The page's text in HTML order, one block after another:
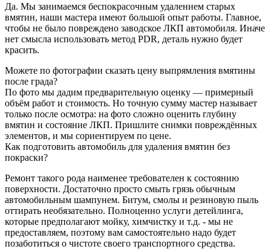
Да. Мы занимаемся беспокрасочным удалением старых
вмятин, наши мастера имеют большой опыт работы. Главное,
чтобы не было повреждено заводское ЛКП автомобиля. Иначе
нет смысла использовать метод PDR, деталь нужно будет
красить.
Можете по фотографии сказать цену выпрямления вмятины
после града?
По фото мы дадим предварительную оценку — примерный
объём работ и стоимость. Но точную сумму мастер называет
только после осмотра: на фото сложно оценить глубину
вмятин и состояние ЛКП. Пришлите снимки повреждённых
элементов, и мы сориентируем по цене.
Как подготовить автомобиль для удаления вмятин без
покраски?
Ремонт такого рода наименее требователен к состоянию
поверхности. Достаточно просто смыть грязь обычным
автомобильным шампунем. Битум, смолы и резиновую пыль
оттирать необязательно. Полноценно услуги детейлинга,
которые предполагают мойку, химчистку и т.д. - мы не
предоставляем, поэтому вам самостоятельно надо будет
позаботиться о чистоте своего транспортного средства.